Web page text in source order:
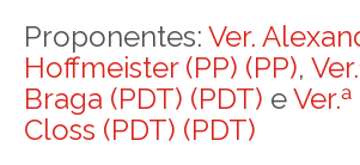
Proponentes: Ver.
Hoffmeister (PP) (PP),
Braga (PDT) (PDT) e
Closs (PDT) (PDT)